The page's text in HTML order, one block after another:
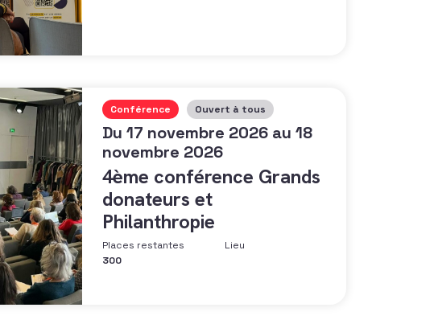
Conférence Ouvert à tous
Du 17 novembre 2026 au 18
novembre 2026
4ème conférence Grands
donateurs et
Philanthropie
Places restantes
300
Lieu